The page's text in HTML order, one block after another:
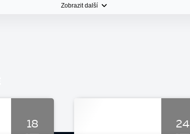
Zobrazit další
18 24